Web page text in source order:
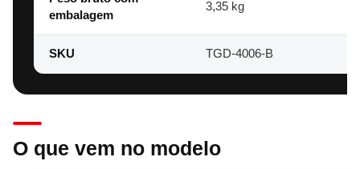
embalagem
3,35 kg
SKU TGD-4006-B
O que vem no modelo